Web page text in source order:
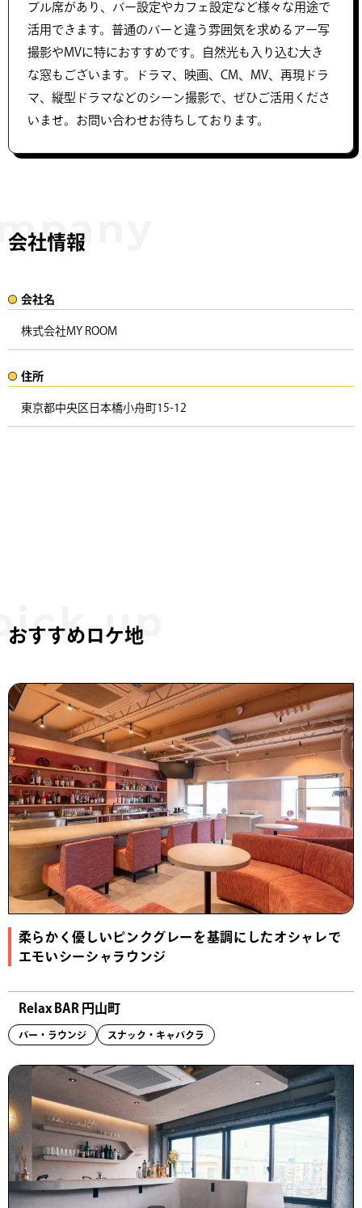
ブル席があり、バー設定やカフェ設定など様々な用途で
活用できます。普通のバーと違う雰囲気を求めるアー写
撮影やMVに特におすすめです。自然光も入り込む大き
な窓もございます。ドラマ、映画、CM、MV、再現ドラ
マ、縦型ドラマなどのシーン撮影で、ぜひご活用くださ
いませ。お問い合わせお待ちしております。
会社情報
会社名​
株式会社MY ROOM
住所​​
東京都中央区日本橋小舟町15-12 ​
おすすめロケ地
柔らかく優しいピンクグレーを基調にしたオシャレで
エモいシーシャラウンジ
Relax BAR 円山町
バー・ラウンジ スナック・キャバクラ